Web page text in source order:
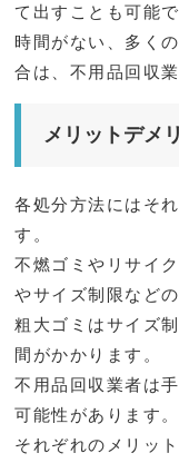
て出すことも可能で
時間がない、多く
合は、不用品回収
メリットデメ
各処分方法にはそ
す。
不燃ゴミやリサイ
やサイズ制限など
粗大ゴミはサイズ
間がかかります。
不用品回収業者は
可能性があります。
それぞれのメリッ